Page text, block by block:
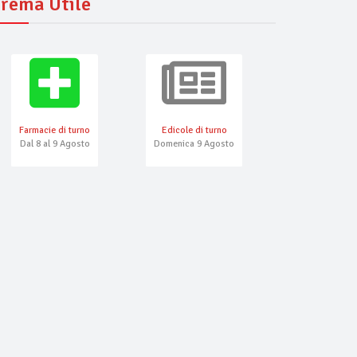
Farmacie di turno
Dal 8 al 9 Agosto
Edicole di turno
Domenica 9 Agosto